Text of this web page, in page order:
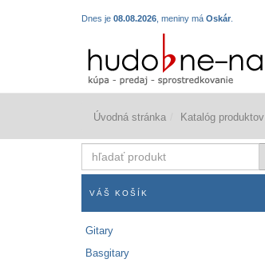
Dnes je 08.08.2026 , meniny má Oskár
Úvodná stránka Katalóg produktov
produkt
VÁŠ KOŠÍK
Gitary
Basgitary